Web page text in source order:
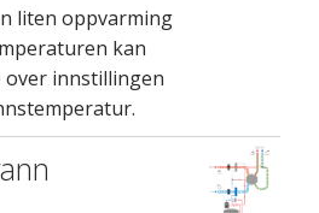
liten oppvarming
kan
innstillingen